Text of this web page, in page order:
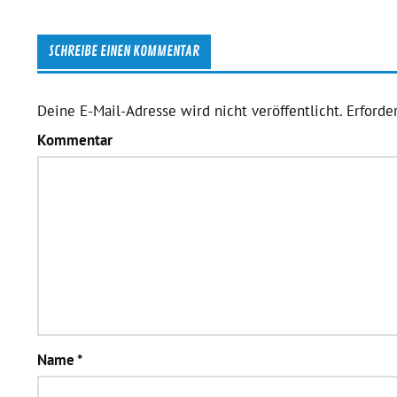
SCHREIBE EINEN KOMMENTAR
Deine E-Mail-Adresse wird nicht veröffentlicht.
Kommentar
Name*